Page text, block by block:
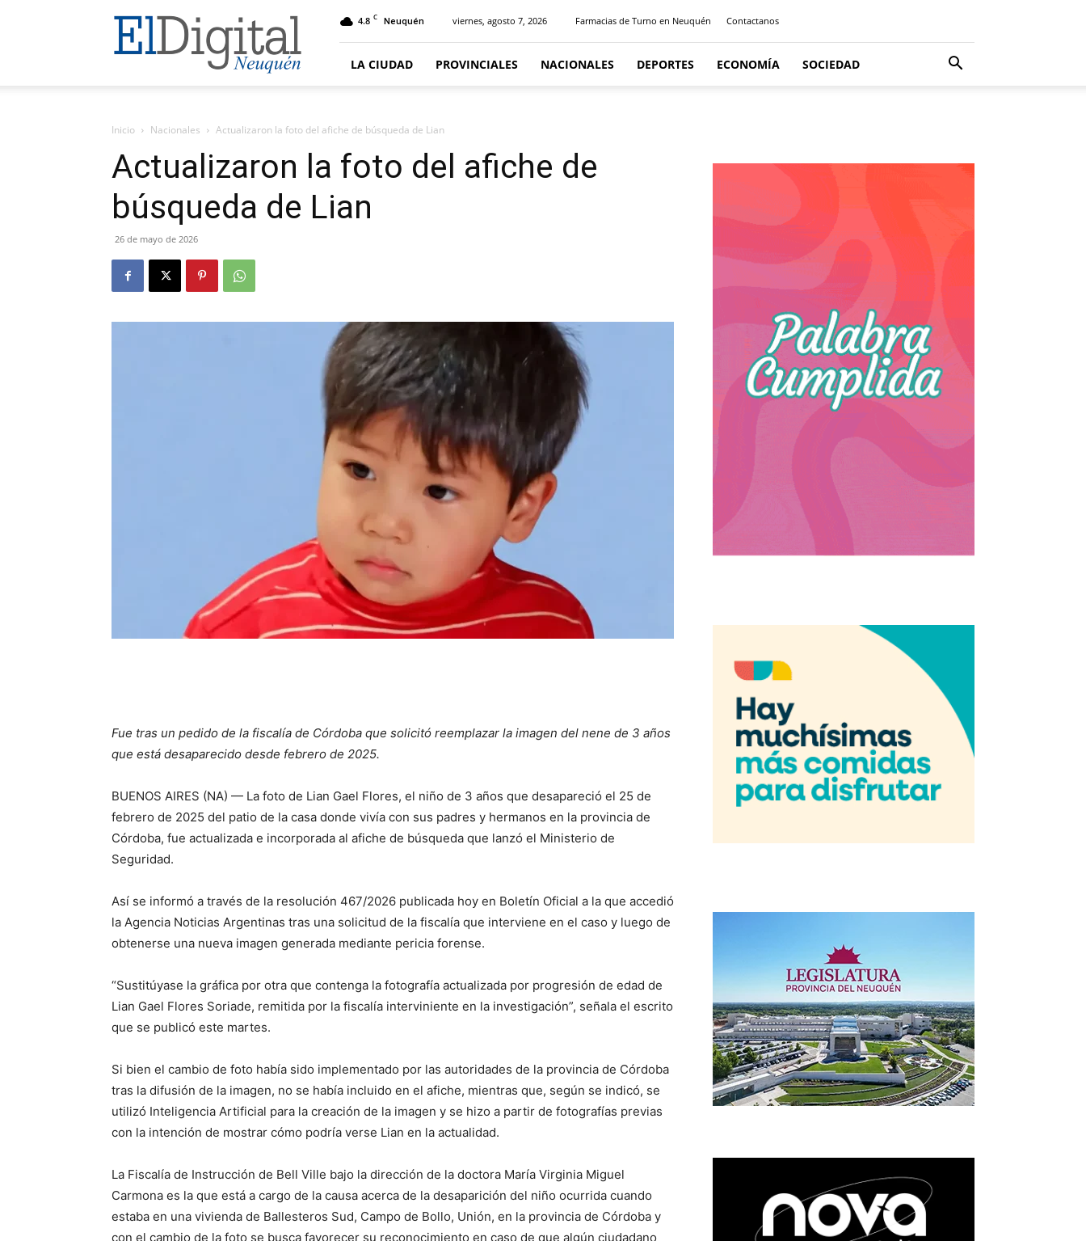
El
Digital
Neuquen
4.8 C Neuquén viernes, agosto 7, 2026 Farmacias de Turno en Neuquén Contactanos
LA CIUDAD PROVINCIALES NACIONALES DEPORTES ECONOMÍA SOCIEDAD
Inicio Nacionales Actualizaron la foto del afiche de búsqueda de Lian
Actualizaron la foto del afiche de
búsqueda de Lian
26 de mayo de 2026
Fue tras un pedido de la fiscalía de Córdoba que solicitó reemplazar la imagen del nene de 3 años
que está desaparecido desde febrero de 2025.
BUENOS AIRES (NA) — La foto de Lian Gael Flores, el niño de 3 años que desapareció el 25 de
febrero de 2025 del patio de la casa donde vivía con sus padres y hermanos en la provincia de
Córdoba, fue actualizada e incorporada al afiche de búsqueda que lanzó el Ministerio de
Seguridad.
Así se informó a través de la resolución 467/2026 publicada hoy en Boletín Oficial a la que accedió
la Agencia Noticias Argentinas tras una solicitud de la fiscalía que interviene en el caso y luego de
obtenerse una nueva imagen generada mediante pericia forense.
“Sustitúyase la gráfica por otra que contenga la fotografía actualizada por progresión de edad de
Lian Gael Flores Soriade, remitida por la fiscalía interviniente en la investigación”, señala el escrito
que se publicó este martes.
Si bien el cambio de foto había sido implementado por las autoridades de la provincia de Córdoba
tras la difusión de la imagen, no se había incluido en el afiche, mientras que, según se indicó, se
utilizó Inteligencia Artificial para la creación de la imagen y se hizo a partir de fotografías previas
con la intención de mostrar cómo podría verse Lian en la actualidad.
La Fiscalía de Instrucción de Bell Ville bajo la dirección de la doctora María Virginia Miguel
Carmona es la que está a cargo de la causa acerca de la desaparición del niño ocurrida cuando
estaba en una vivienda de Ballesteros Sud, Campo de Bollo, Unión, en la provincia de Córdoba y
con el cambio de la foto se busca favorecer su reconocimiento en caso de que algún ciudadano